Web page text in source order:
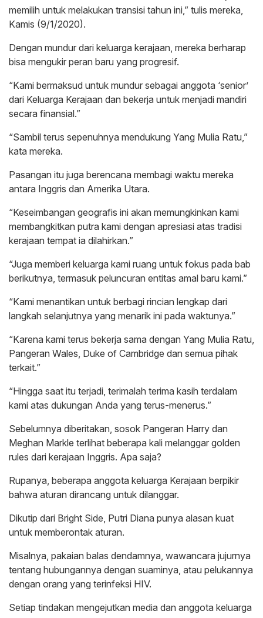
memilih untuk melakukan transisi tahun ini,” tulis mereka,
Kamis (9/1/2020).
Dengan mundur dari keluarga kerajaan, mereka berharap
bisa mengukir peran baru yang progresif.
“Kami bermaksud untuk mundur sebagai anggota ‘senior’
dari Keluarga Kerajaan dan bekerja untuk menjadi mandiri
secara finansial.”
“Sambil terus sepenuhnya mendukung Yang Mulia Ratu,”
kata mereka.
Pasangan itu juga berencana membagi waktu mereka
antara Inggris dan Amerika Utara.
“Keseimbangan geografis ini akan memungkinkan kami
membangkitkan putra kami dengan apresiasi atas tradisi
kerajaan tempat ia dilahirkan.”
“Juga memberi keluarga kami ruang untuk fokus pada bab
berikutnya, termasuk peluncuran entitas amal baru kami.”
“Kami menantikan untuk berbagi rincian lengkap dari
langkah selanjutnya yang menarik ini pada waktunya.”
“Karena kami terus bekerja sama dengan Yang Mulia Ratu,
Pangeran Wales, Duke of Cambridge dan semua pihak
terkait.”
“Hingga saat itu terjadi, terimalah terima kasih terdalam
kami atas dukungan Anda yang terus-menerus.”
Sebelumnya diberitakan, sosok Pangeran Harry dan
Meghan Markle terlihat beberapa kali melanggar golden
rules dari kerajaan Inggris. Apa saja?
Rupanya, beberapa anggota keluarga Kerajaan berpikir
bahwa aturan dirancang untuk dilanggar.
Dikutip dari Bright Side, Putri Diana punya alasan kuat
untuk memberontak aturan.
Misalnya, pakaian balas dendamnya, wawancara jujurnya
tentang hubungannya dengan suaminya, atau pelukannya
dengan orang yang terinfeksi HIV.
Setiap tindakan mengejutkan media dan anggota keluarga